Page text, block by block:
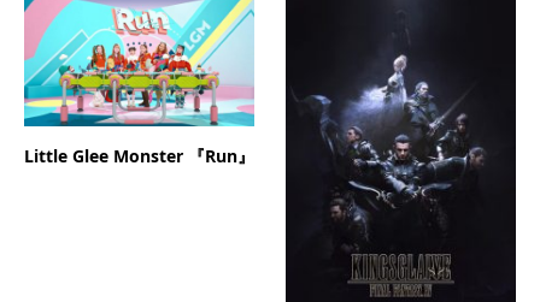
Little Glee Monster 『Run』